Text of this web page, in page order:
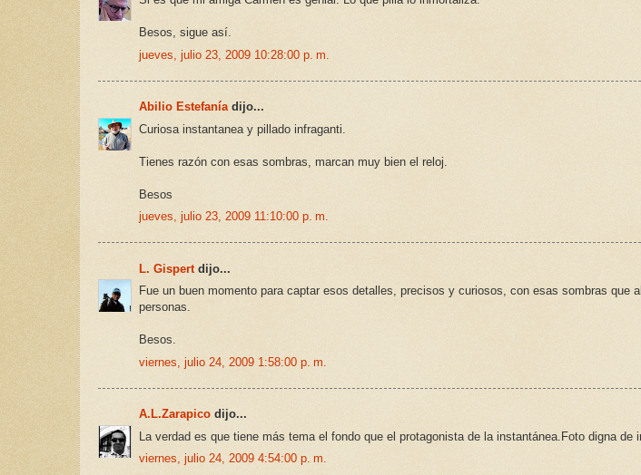
Besos, sigue así.
jueves, julio 23, 2009 10:28:00 p. m.
Abilio Estefaníadijo...
Curiosa instantanea y pillado infraganti.
Tienes razón con esas sombras, marcan muy bien el reloj.
Besos
jueves, julio 23, 2009 11:10:00 p. m.
L. Gispert dijo...
Fue un buen momento para captar esos detalles, precisos y curiosos, con esas sombras que
personas.
Besos.
viernes, julio 24, 2009 1:58:00 p. m.
A.L.Zarapico dijo...
La verdad es que tiene más tema el fondo que el protagonista de la instantánea.Foto digna de
viernes, julio 24, 2009 4:54:00 p. m.